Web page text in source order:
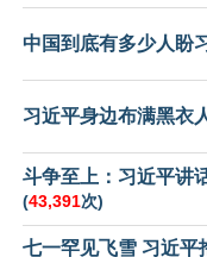
中国到底有多少人盼
习近平身边布满黑衣
斗争至上：习近平讲
(43,391次)
七一罕见飞雪 习近平